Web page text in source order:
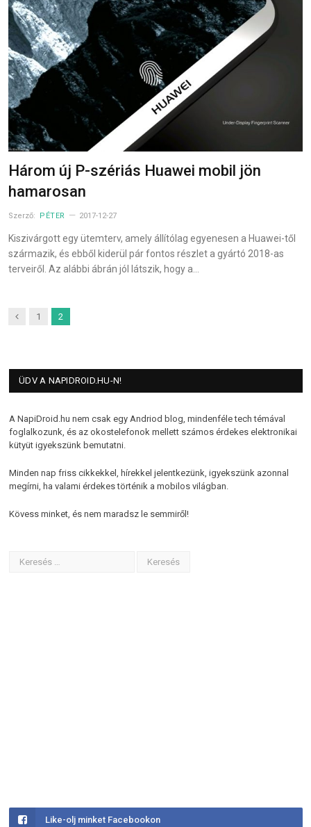
Három új P-szériás Huawei mobil jön
hamarosan
Szerző: PÉTER 2017-12-27
Kiszivárgott egy ütemterv, amely állítólag egyenesen a Huawei-től
származik, és ebből kiderül pár fontos részlet a gyártó 2018-as
terveiről. Az alábbi ábrán jól látszik, hogy a…
Previous
1 2
ÜDV A NAPIDROID.HU-N!
A NapiDroid.hu nem csak egy Andriod blog, mindenféle tech témával
foglalkozunk, és az okostelefonok mellett számos érdekes elektronikai
kütyüt igyekszünk bemutatni.
Minden nap friss cikkekkel, hírekkel jelentkezünk, igyekszünk azonnal
megírni, ha valami érdekes történik a mobilos világban.
Kövess minket, és nem maradsz le semmiről!
Like-olj minket Facebookon